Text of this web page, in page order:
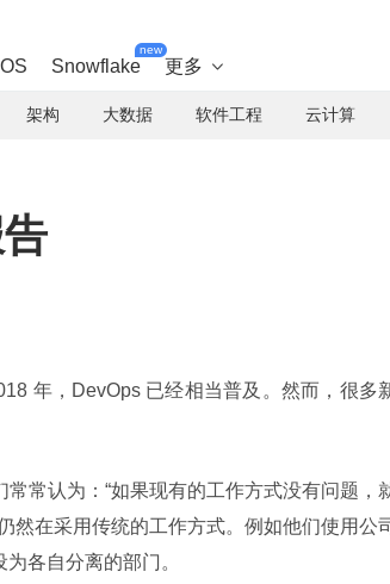
Snowflake
new
更多 
架构 大数据 软件工程 云计算
年，DevOps 已经相当普及。然而，很多
常认为：“如果现有的工作方式没有问题，
然在采用传统的工作方式。例如他们使用公
各自分离的部门。